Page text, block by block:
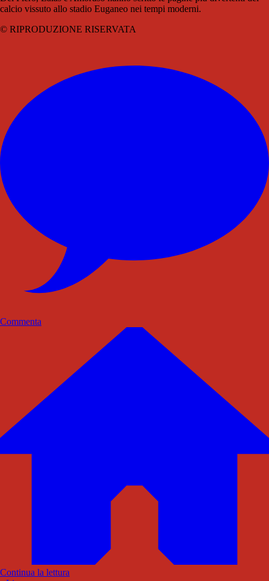
calcio vissuto allo stadio Euganeo nei tempi moderni.
© RIPRODUZIONE RISERVATA
Commenta
Continua la lettura